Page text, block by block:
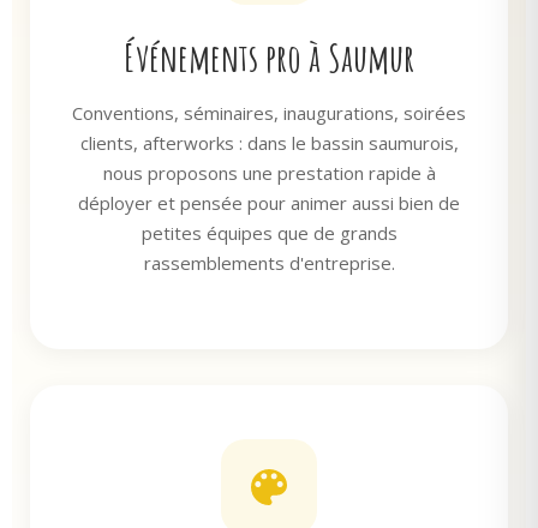
Événements pro à Saumur
Conventions, séminaires, inaugurations, soirées
clients, afterworks : dans le bassin saumurois,
nous proposons une prestation rapide à
déployer et pensée pour animer aussi bien de
petites équipes que de grands
rassemblements d'entreprise.